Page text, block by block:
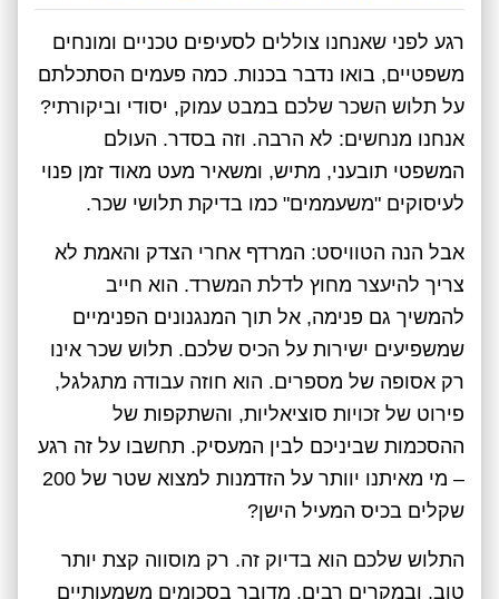
רגע לפני שאנחנו צוללים לסעיפים טכניים ומונחים
משפטיים, בואו נדבר בכנות. כמה פעמים הסתכלתם
על תלוש השכר שלכם במבט עמוק, יסודי וביקורתי?
אנחנו מנחשים: לא הרבה. וזה בסדר. העולם
המשפטי תובעני, מתיש, ומשאיר מעט מאוד זמן פנוי
לעיסוקים "משעממים" כמו בדיקת תלושי שכר.
אבל הנה הטוויסט: המרדף אחרי הצדק והאמת לא
צריך להיעצר מחוץ לדלת המשרד. הוא חייב
להמשיך גם פנימה, אל תוך המנגנונים הפנימיים
שמשפיעים ישירות על הכיס שלכם. תלוש שכר אינו
רק אסופה של מספרים. הוא חוזה עבודה מתגלגל,
פירוט של זכויות סוציאליות, והשתקפות של
ההסכמות שביניכם לבין המעסיק. תחשבו על זה רגע
– מי מאיתנו יוותר על הזדמנות למצוא שטר של 200
שקלים בכיס המעיל הישן?
התלוש שלכם הוא בדיוק זה. רק מוסווה קצת יותר
טוב. ובמקרים רבים, מדובר בסכומים משמעותיים